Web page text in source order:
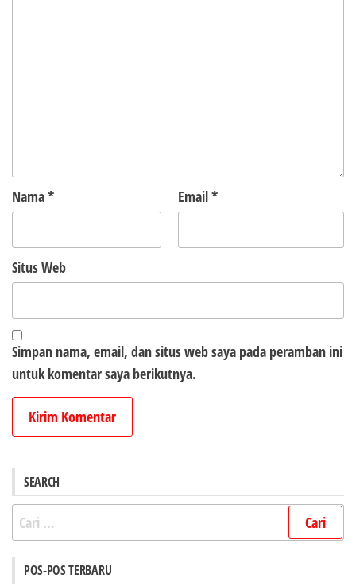
Nama* Email*
Situs Web
Simpan nama, email, dan situs web saya pada peramban ini
untuk komentar saya berikutnya.
SEARCH
Cari
untuk:
POS-POS TERBARU